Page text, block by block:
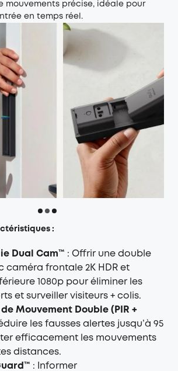
mouvements précise, idéale pour
en temps réel.
:
Dual Cam™ : Offrir une double
caméra frontale 2K HDR et
1080p pour éliminer les
et surveiller visiteurs + colis.
Mouvement Double (PIR +
les fausses alertes jusqu’à 95
efficacement les mouvements
distances.
: Informer